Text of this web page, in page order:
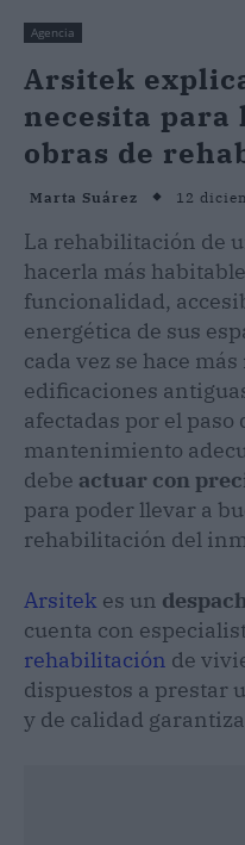
Agencia
Arsitek
necesita para
obras de
Marta Suárez 12
La rehabilitación de
hacerla más
funcionalidad,
energética de sus
cada vez se hace
edificaciones
afectadas por el
mantenimiento
debe actuar con
para poder llevar a
rehabilitación del
Arsitek es un
cuenta con
rehabilitación de
dispuestos a prestar
y de calidad